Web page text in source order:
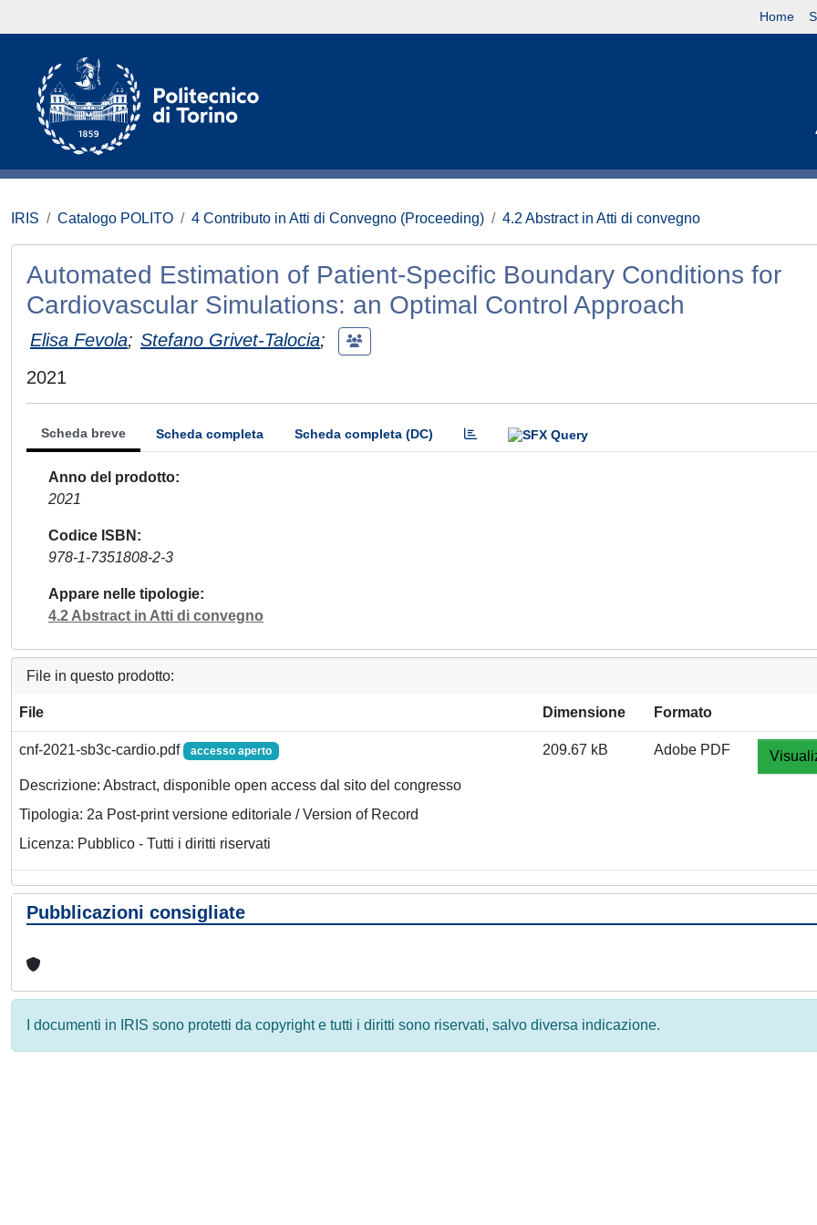
Home
IRIS Catalogo POLITO 4 Contributo in Atti di Convegno (Proceeding) 4.2 Abstract in Atti di convegno
Automated Estimation of Patient-Specific Boundary Conditions for
Cardiovascular Simulations: an Optimal Control Approach
Elisa Fevola; Stefano Grivet-Talocia;
2021
Scheda breve Scheda completa Scheda completa (DC)
Anno del prodotto
2021
Codice ISBN
978-1-7351808-2-3
Appare nelle tipologie
4.2 Abstract in Atti di convegno
File in questo prodotto:
File Dimensione Formato
cnf-2021-sb3c-cardio.pdf accesso aperto
Descrizione: Abstract, disponible open access dal sito del congresso
Tipologia: 2a Post-print versione editoriale / Version of Record
Licenza: Pubblico - Tutti i diritti riservati
209.67 kB Adobe PDF
Pubblicazioni consigliate
I documenti in IRIS sono protetti da copyright e tutti i diritti sono riservati, salvo diversa indicazione.